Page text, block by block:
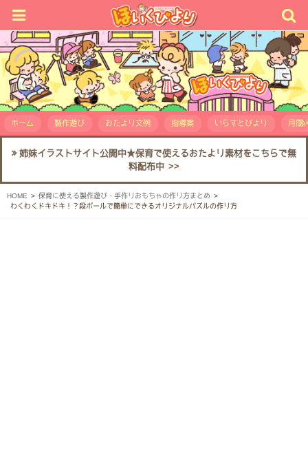
ホーム 製作遊び おたより文例 指導案 いらすとびより 月間
姉妹イラストサイト公開中★保育で使えるおたより素材をこちらで無
料配布中 >>
HOME
保育に使える製作遊び・手作りおもちゃの作り方まとめ
わくわくドキドキ！？段ボールで簡単にできるオリジナルパズルの作り方